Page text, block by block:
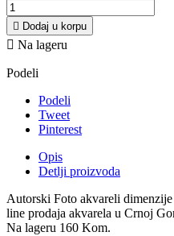
 Dodaj u korpu
 Na lageru
Podeli
Podeli
Tweet
Pinterest
Opis
Detlji proizvoda
Autorski Foto akvareli
line prodaja akvarela u Crnoj
Na lageru 160 Kom.